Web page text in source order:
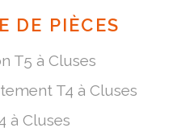
DE PIÈCES
T5 à Cluses
T4 à Cluses
à Cluses